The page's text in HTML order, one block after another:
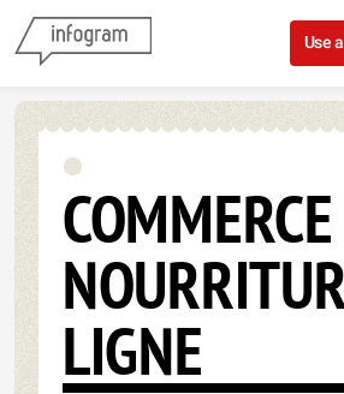
Skip to content
Use
LIGNE